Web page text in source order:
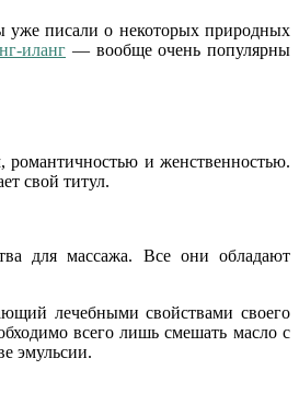
писали о некоторых природных
иланг — вообще очень популярны
романтичностью и женственностью.
свой титул.
для массажа. Все они обладают
лечебными свойствами своего
всего лишь смешать масло с
эмульсии.